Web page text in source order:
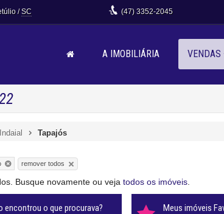
/SC (47) 3352-2045
A IMOBILIÁRIA VENDAS
Indaial Tapajós
remover todos
Busque novamente ou veja todos os imóveis
encontrou o que procurava?
Meus imóveis